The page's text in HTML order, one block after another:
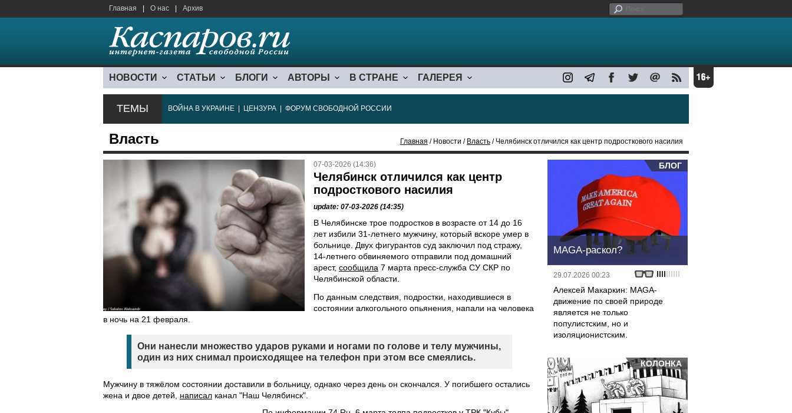
Главная О нас Архив
НОВОСТИ СТАТЬИ БЛОГИ АВТОРЫ В СТРАНЕ ГАЛЕРЕЯ
ТЕМЫ ВОЙНА В УКРАИНЕ ЦЕНЗУРА ФОРУМ СВОБОДНОЙ РОССИИ
Власть Главная / Новости / Власть / Челябинск отличился как центр подросткового насилия
07-03-2026 (14:36)
Челябинск отличился как центр
подросткового насилия
update: 07-03-2026 (14:35)
В Челябинске трое подростков в возрасте от 14 до 16
лет избили 31-летнего мужчину, который вскоре умер в
больнице. Двух фигурантов суд заключил под стражу,
14-летнего обвиняемого отправили под домашний
арест, сообщила 7 марта пресс-служба СУ СКР по
Челябинской области.
По данным следствия, подростки, находившиеся в
состоянии алкогольного опьянения, напали на человека
в ночь на 21 февраля.
Они нанесли множество ударов руками и ногами по голове и телу мужчины,
один из них снимал происходящее на телефон при этом все смеялись.
Мужчину в тяжёлом состоянии доставили в больницу, однако через день он скончался. У погибшего остались
жена и двое детей, написал канал "Наш Челябинск".
БЛОГ
MAGA-раскол?
29.07.2026 00:23
Алексей Макаркин: MAGA-
движение по своей природе
является не только
популистским, но и
изоляционистским.
КОЛОНКА